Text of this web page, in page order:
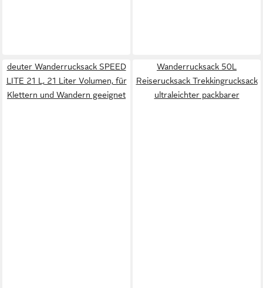
deuter Wanderrucksack SPEED
LITE 21 L, 21 Liter Volumen, für
Klettern und Wandern geeignet
Wanderrucksack 50L
Reiserucksack Trekkingrucksack
ultraleichter packbarer